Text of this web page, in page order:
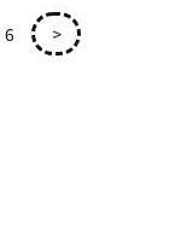
6 >